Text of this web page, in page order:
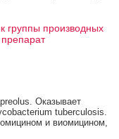
группы производных
Оказывает
tuberculosis.
и виомицином,